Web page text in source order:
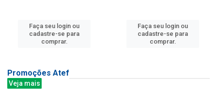
Faça seu login ou
cadastre-se para
comprar.
Faça seu login ou
cadastre-se para
comprar.
Promoções Atef
Veja mais